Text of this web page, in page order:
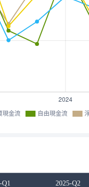
現金流 自由現金流
Q1 2025-Q2